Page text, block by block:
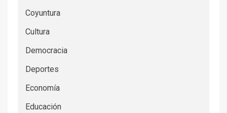
Coyuntura
Cultura
Democracia
Deportes
Economía
Educación